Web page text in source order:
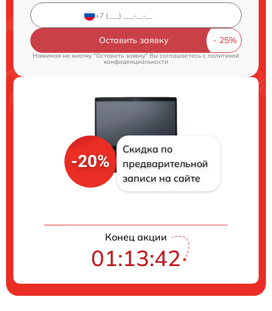
Оставить заявку
Нажимая на кнопку "Оставить заявку" Вы соглашаетесь cполитикой
конфиденциальности
-20%
Скидка по
предварительной
записи на сайте
Конец акции
01:13:41